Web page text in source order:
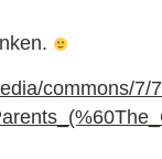
commons/7/